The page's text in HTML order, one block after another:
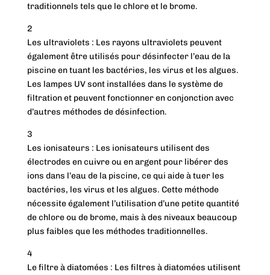
traditionnels tels que le chlore et le brome.
2
Les ultraviolets : Les rayons ultraviolets peuvent
également être utilisés pour désinfecter l’eau de la
piscine en tuant les bactéries, les virus et les algues.
Les lampes UV sont installées dans le système de
filtration et peuvent fonctionner en conjonction avec
d’autres méthodes de désinfection.
3
Les ionisateurs : Les ionisateurs utilisent des
électrodes en cuivre ou en argent pour libérer des
ions dans l’eau de la piscine, ce qui aide à tuer les
bactéries, les virus et les algues. Cette méthode
nécessite également l’utilisation d’une petite quantité
de chlore ou de brome, mais à des niveaux beaucoup
plus faibles que les méthodes traditionnelles.
4
Le filtre à diatomées : Les filtres à diatomées utilisent